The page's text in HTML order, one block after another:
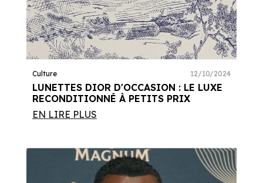
LUNETTES DIOR D'OCCASION : LE LUXE
RECONDITIONNÉ À PETITS PRIX
Culture 12/10/2024
EN LIRE PLUS